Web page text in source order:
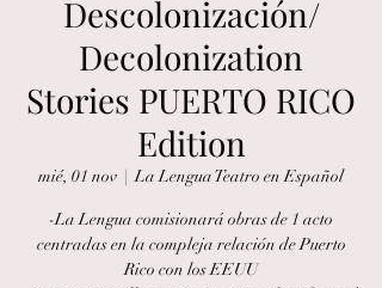
Descolonización/
Decolonization
Stories PUERTO RICO
Edition
mié, 01 nov
  |
La Lengua Teatro en Español
-La Lengua comisionará obras de 1 acto
centradas en la compleja relación de Puerto
Rico con los EEUU